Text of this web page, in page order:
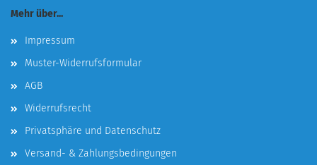
Mehr über...
Impressum
Muster-Widerrufsformular
AGB
Widerrufsrecht
Privatsphäre und Datenschutz
Versand- & Zahlungsbedingungen